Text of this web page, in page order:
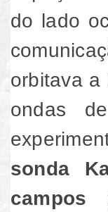
do lado
orbitava a
ondas
sonda